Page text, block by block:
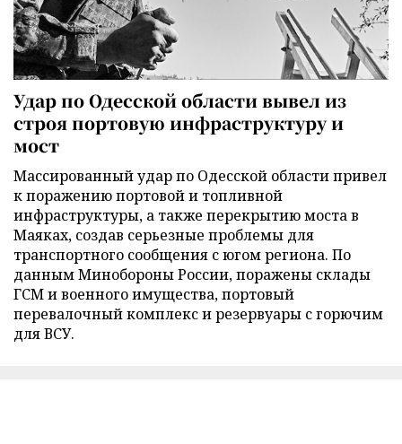
Удар по Одесской области вывел из
строя портовую инфраструктуру и
мост
Массированный удар по Одесской области привел
к поражению портовой и топливной
инфраструктуры, а также перекрытию моста в
Маяках, создав серьезные проблемы для
транспортного сообщения с югом региона. По
данным Минобороны России, поражены склады
ГСМ и военного имущества, портовый
перевалочный комплекс и резервуары с горючим
для ВСУ.